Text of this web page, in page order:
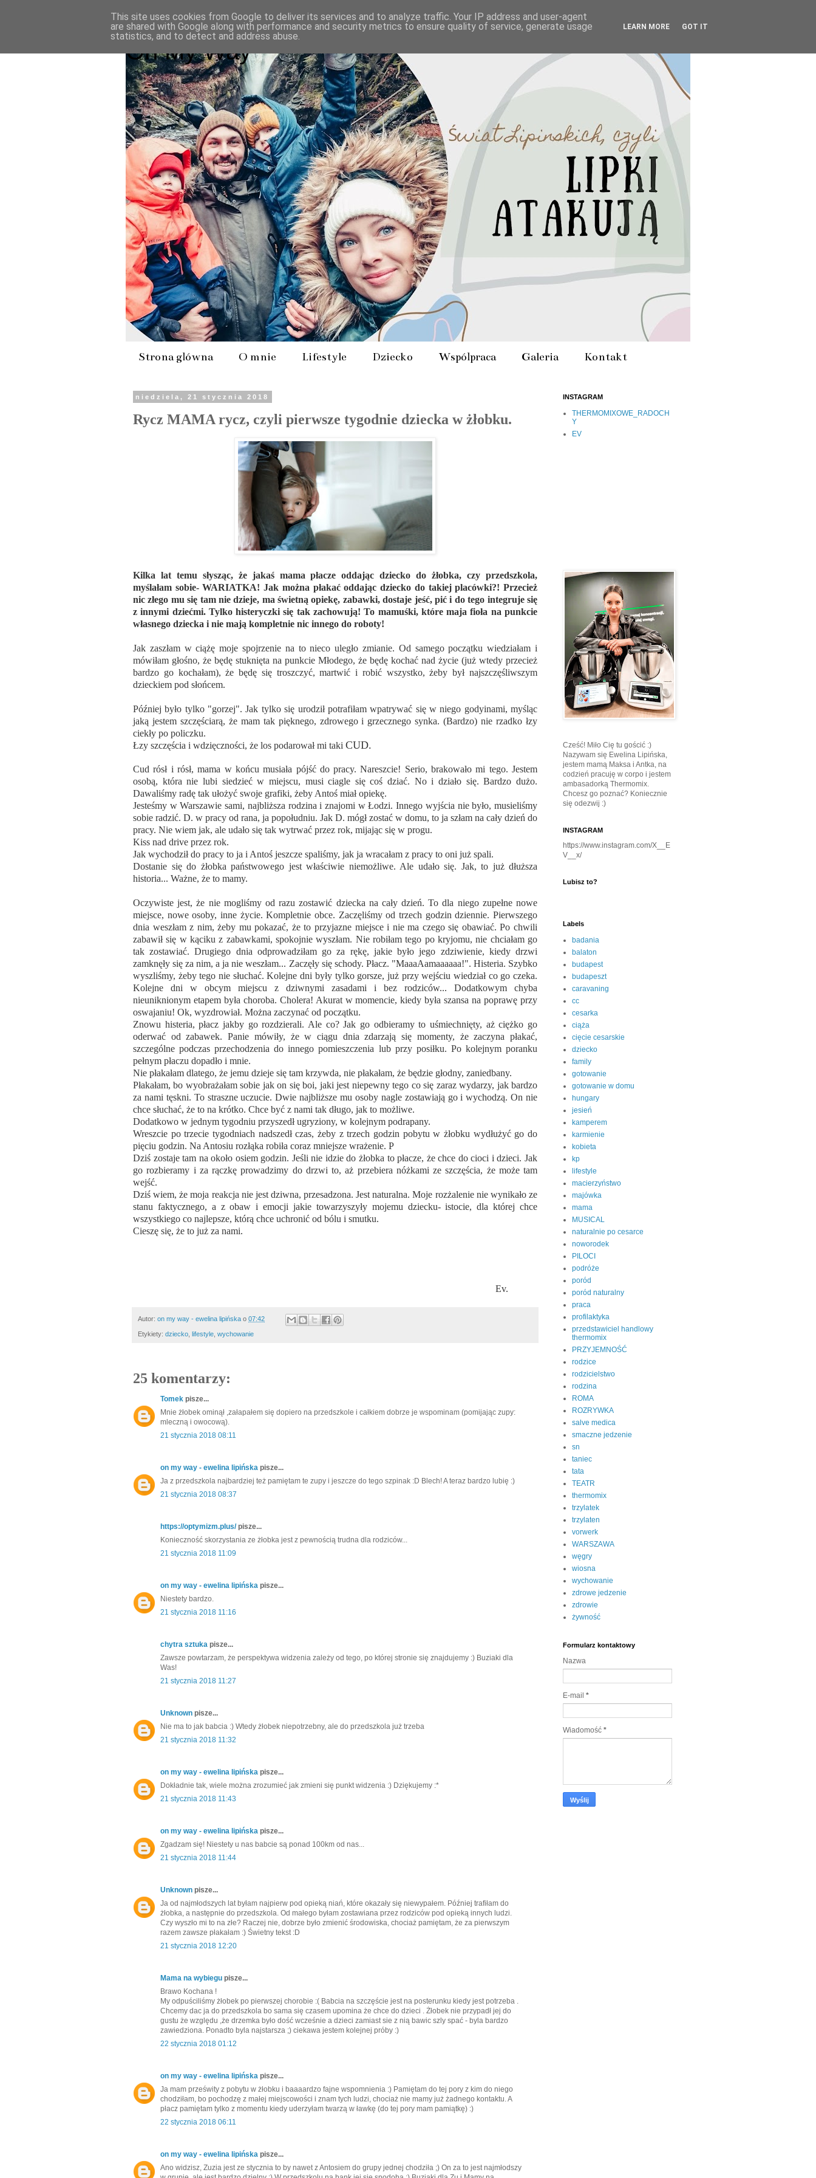
On My Way
Strona główna O mnie Lifestyle Dziecko Współpraca Galeria Kontakt
niedziela, 21 stycznia 2018
Rycz MAMA rycz, czyli pierwsze tygodnie dziecka w żłobku.
Kilka lat temu słysząc, że jakaś mama płacze oddając dziecko do żłobka, czy przedszkola,
myślałam sobie- WARIATKA! Jak można płakać oddając dziecko do takiej placówki?! Przecież
nic złego mu się tam nie dzieje, ma świetną opiekę, zabawki, dostaje jeść, pić i do tego integruje się
z innymi dziećmi. Tylko histeryczki się tak zachowują! To mamuśki, które maja fioła na punkcie
własnego dziecka i nie mają kompletnie nic innego do roboty!
Jak zaszłam w ciążę moje spojrzenie na to nieco uległo zmianie. Od samego początku wiedziałam i
mówiłam głośno, że będę stuknięta na punkcie Młodego, że będę kochać nad życie (już wtedy przecież
bardzo go kochałam), że będę się troszczyć, martwić i robić wszystko, żeby był najszczęśliwszym
dzieckiem pod słońcem.
Później było tylko "gorzej". Jak tylko się urodził potrafiłam wpatrywać się w niego godyinami, myśląc
jaką jestem szczęściarą, że mam tak pięknego, zdrowego i grzecznego synka. (Bardzo) nie rzadko łzy
ciekły po policzku.
Łzy szczęścia i wdzięczności, że los podarował mi taki CUD.
Cud rósł i rósł, mama w końcu musiała pójść do pracy. Nareszcie! Serio, brakowało mi tego. Jestem
osobą, która nie lubi siedzieć w miejscu, musi ciagle się coś dziać. No i działo się. Bardzo dużo.
Dawaliśmy radę tak ułożyć swoje grafiki, żeby Antoś miał opiekę.
Jesteśmy w Warszawie sami, najbliższa rodzina i znajomi w Łodzi. Innego wyjścia nie było, musieliśmy
sobie radzić. D. w pracy od rana, ja popołudniu. Jak D. mógł zostać w domu, to ja szłam na cały dzień do
pracy. Nie wiem jak, ale udało się tak wytrwać przez rok, mijając się w progu.
Kiss nad drive przez rok.
Jak wychodził do pracy to ja i Antoś jeszcze spaliśmy, jak ja wracałam z pracy to oni już spali.
Dostanie się do żłobka państwowego jest właściwie niemożliwe. Ale udało się. Jak, to już dłuższa
historia... Ważne, że to mamy.
Oczywiste jest, że nie mogliśmy od razu zostawić dziecka na cały dzień. To dla niego zupełne nowe
miejsce, nowe osoby, inne życie. Kompletnie obce. Zaczęliśmy od trzech godzin dziennie. Pierwszego
dnia weszłam z nim, żeby mu pokazać, że to przyjazne miejsce i nie ma czego się obawiać. Po chwili
zabawił się w kąciku z zabawkami, spokojnie wyszłam. Nie robiłam tego po kryjomu, nie chciałam go
tak zostawiać. Drugiego dnia odprowadziłam go za rękę, jakie było jego zdziwienie, kiedy drzwi
zamknęły się za nim, a ja nie weszłam... Zaczęły się schody. Płacz. "MaaaAamaaaaaa!". Histeria. Szybko
wyszliśmy, żeby tego nie słuchać. Kolejne dni były tylko gorsze, już przy wejściu wiedział co go czeka.
Kolejne dni w obcym miejscu z dziwnymi zasadami i bez rodziców... Dodatkowym chyba
nieuniknionym etapem była choroba. Cholera! Akurat w momencie, kiedy była szansa na poprawę przy
oswajaniu! Ok, wyzdrowiał. Można zaczynać od początku.
Znowu histeria, płacz jakby go rozdzierali. Ale co? Jak go odbieramy to uśmiechnięty, aż ciężko go
oderwać od zabawek. Panie mówiły, że w ciągu dnia zdarzają się momenty, że zaczyna płakać,
szczególne podczas przechodzenia do innego pomieszczenia lub przy posiłku. Po kolejnym poranku
pełnym płaczu dopadło i mnie.
Nie płakałam dlatego, że jemu dzieje się tam krzywda, nie płakałam, że będzie głodny, zaniedbany.
Płakałam, bo wyobrażałam sobie jak on się boi, jaki jest niepewny tego co się zaraz wydarzy, jak bardzo
za nami tęskni. To straszne uczucie. Dwie najbliższe mu osoby nagle zostawiają go i wychodzą. On nie
chce słuchać, że to na krótko. Chce być z nami tak długo, jak to możliwe.
Dodatkowo w jednym tygodniu przyszedł ugryziony, w kolejnym podrapany.
Wreszcie po trzecie tygodniach nadszedł czas, żeby z trzech godzin pobytu w żłobku wydłużyć go do
pięciu godzin. Na Antosiu rozłąka robiła coraz mniejsze wrażenie. P
Dziś zostaje tam na około osiem godzin. Jeśli nie idzie do żłobka to płacze, że chce do cioci i dzieci. Jak
go rozbieramy i za rączkę prowadzimy do drzwi to, aż przebiera nóżkami ze szczęścia, że może tam
wejść.
Dziś wiem, że moja reakcja nie jest dziwna, przesadzona. Jest naturalna. Moje rozżalenie nie wynikało ze
stanu faktycznego, a z obaw i emocji jakie towarzyszyły mojemu dziecku- istocie, dla której chce
wszystkiego co najlepsze, którą chce uchronić od bólu i smutku.
Cieszę się, że to już za nami.
Ev.
Autor: on my way - ewelina lipińska o 07:42
Etykiety: dziecko lifestyle wychowanie
25 komentarzy:
Tomek pisze...
Mnie żłobek ominął ,załapałem się dopiero na przedszkole i całkiem dobrze je wspominam (pomijając zupy:
mleczną i owocową).
21 stycznia 2018 08:11
on my way - ewelina lipińska pisze...
Ja z przedszkola najbardziej też pamiętam te zupy i jeszcze do tego szpinak :D Blech! A teraz bardzo lubię :)
21 stycznia 2018 08:37
https://optymizm.plus/pisze...
Konieczność skorzystania ze żłobka jest z pewnością trudna dla rodziców...
21 stycznia 2018 11:09
on my way - ewelina lipińska pisze...
Niestety bardzo.
21 stycznia 2018 11:16
chytra sztuka pisze...
Zawsze powtarzam, że perspektywa widzenia zależy od tego, po której stronie się znajdujemy :) Buziaki dla
Was!
21 stycznia 2018 11:27
Unknown pisze...
Nie ma to jak babcia :) Wtedy żłobek niepotrzebny, ale do przedszkola już trzeba
21 stycznia 2018 11:32
on my way - ewelina lipińska pisze...
Dokładnie tak, wiele można zrozumieć jak zmieni się punkt widzenia :) Dziękujemy :*
21 stycznia 2018 11:43
on my way - ewelina lipińska pisze...
Zgadzam się! Niestety u nas babcie są ponad 100km od nas...
21 stycznia 2018 11:44
Unknown pisze...
Ja od najmłodszych lat byłam najpierw pod opieką niań, które okazały się niewypałem. Później trafiłam do
żłobka, a następnie do przedszkola. Od małego byłam zostawiana przez rodziców pod opieką innych ludzi.
Czy wyszło mi to na złe? Raczej nie, dobrze było zmienić środowiska, chociaż pamiętam, że za pierwszym
razem zawsze płakałam :) Świetny tekst :D
21 stycznia 2018 12:20
Mama na wybiegu pisze...
Brawo Kochana !
My odpuściliśmy żłobek po pierwszej chorobie :( Babcia na szczęście jest na posterunku kiedy jest potrzeba .
Chcemy dac ja do przedszkola bo sama się czasem upomina że chce do dzieci . Żłobek nie przypadł jej do
gustu że względu ,że drzemka było dość wcześnie a dzieci zamiast sie z nią bawic szly spać - byla bardzo
zawiedziona. Ponadto byla najstarsza ;) ciekawa jestem kolejnej próby :)
22 stycznia 2018 01:12
on my way - ewelina lipińska pisze...
Ja mam prześwity z pobytu w żłobku i baaaardzo fajne wspomnienia :) Pamiętam do tej pory z kim do niego
chodziłam, bo pochodzę z małej miejscowości i znam tych ludzi, chociaż nie mamy już żadnego kontaktu. A
płacz pamiętam tylko z momentu kiedy uderzyłam twarzą w ławkę (do tej pory mam pamiątkę) :)
22 stycznia 2018 06:11
on my way - ewelina lipińska pisze...
Ano widzisz, Zuzia jest ze stycznia to by nawet z Antosiem do grupy jednej chodziła ;) On za to jest najmłodszy
INSTAGRAM
THERMOMIXOWE_RADOCH
Y
EV
Cześć! Miło Cię tu gościć :)
Nazywam się Ewelina Lipińska,
jestem mamą Maksa i Antka, na
codzień pracuję w corpo i jestem
ambasadorką Thermomix.
Chcesz go poznać? Koniecznie
się odezwij :)
INSTAGRAM
https://www.instagram.com/X__E
V__x/
Lubisz to?
Labels
badania
balaton
budapest
budapeszt
caravaning
cc
cesarka
ciąża
cięcie cesarskie
dziecko
family
gotowanie
gotowanie w domu
hungary
jesień
kamperem
karmienie
kobieta
kp
lifestyle
macierzyństwo
majówka
mama
MUSICAL
naturalnie po cesarce
noworodek
PILOCI
podróże
poród
poród naturalny
praca
profilaktyka
przedstawiciel handlowy
thermomix
PRZYJEMNOŚĆ
rodzice
rodzicielstwo
rodzina
ROMA
ROZRYWKA
salve medica
smaczne jedzenie
sn
taniec
tata
TEATR
thermomix
trzylatek
trzylaten
vorwerk
WARSZAWA
węgry
wiosna
wychowanie
zdrowe jedzenie
zdrowie
żywność
Formularz kontaktowy
Nazwa
E-mail *
Wiadomość *
This site uses cookies from Google to deliver its services and to analyze traffic. Your IP address and user-agent
are shared with Google along with performance and security metrics to ensure quality of service, generate usage
statistics, and to detect and address abuse.
LEARN MORE GOT IT